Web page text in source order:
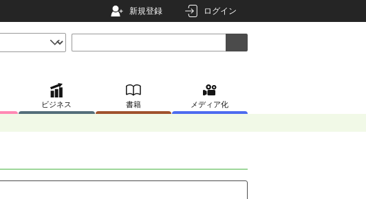
新規登録 ログイン
ビジネス 書籍 メディア化